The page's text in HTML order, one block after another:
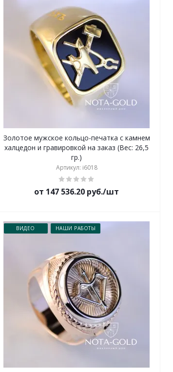
Золотое мужское кольцо-печатка с камнем
халцедон и гравировкой на заказ (Вес: 26,5
гр.)
Артикул: i6018
от 147 536.20 руб./шт
ВИДЕО НАШИ РАБОТЫ